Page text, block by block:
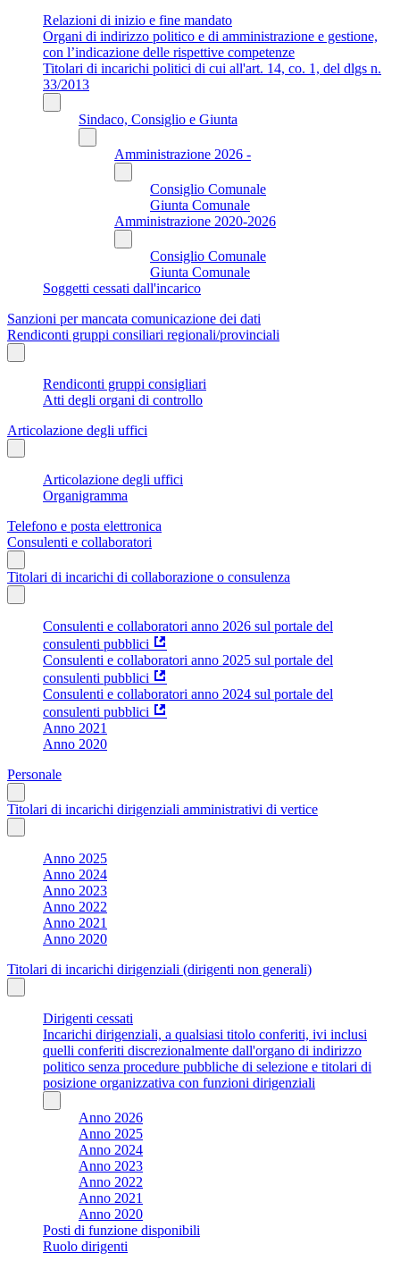
Relazioni di inizio e fine mandato
Organi di indirizzo politico e di amministrazione e gestione,
con l’indicazione delle rispettive competenze
Titolari di incarichi politici di cui all'art. 14, co. 1, del dlgs n.
33/2013
Sindaco, Consiglio e Giunta
Amministrazione 2026 -
Consiglio Comunale
Giunta Comunale
Amministrazione 2020-2026
Consiglio Comunale
Giunta Comunale
Soggetti cessati dall'incarico
Sanzioni per mancata comunicazione dei dati
Rendiconti gruppi consiliari regionali/provinciali
Rendiconti gruppi consigliari
Atti degli organi di controllo
Articolazione degli uffici
Articolazione degli uffici
Organigramma
Telefono e posta elettronica
Consulenti e collaboratori
Titolari di incarichi di collaborazione o consulenza
Consulenti e collaboratori anno 2026 sul portale del
consulenti pubblici
Consulenti e collaboratori anno 2025 sul portale del
consulenti pubblici
Consulenti e collaboratori anno 2024 sul portale del
consulenti pubblici
Anno 2021
Anno 2020
Personale
Titolari di incarichi dirigenziali amministrativi di vertice
Anno 2025
Anno 2024
Anno 2023
Anno 2022
Anno 2021
Anno 2020
Titolari di incarichi dirigenziali (dirigenti non generali)
Dirigenti cessati
Incarichi dirigenziali, a qualsiasi titolo conferiti, ivi inclusi
quelli conferiti discrezionalmente dall'organo di indirizzo
politico senza procedure pubbliche di selezione e titolari di
posizione organizzativa con funzioni dirigenziali
Anno 2026
Anno 2025
Anno 2024
Anno 2023
Anno 2022
Anno 2021
Anno 2020
Posti di funzione disponibili
Ruolo dirigenti